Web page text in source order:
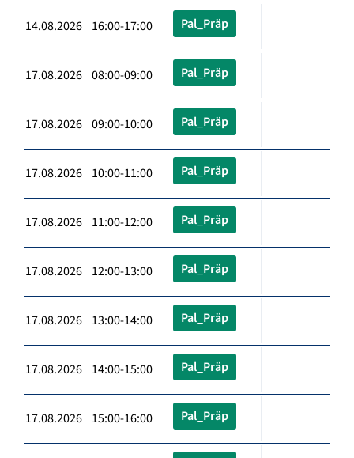
14.08.2026 16:00-17:00 Pal_Präp
17.08.2026 08:00-09:00 Pal_Präp
17.08.2026 09:00-10:00 Pal_Präp
17.08.2026 10:00-11:00 Pal_Präp
17.08.2026 11:00-12:00 Pal_Präp
17.08.2026 12:00-13:00 Pal_Präp
17.08.2026 13:00-14:00 Pal_Präp
17.08.2026 14:00-15:00 Pal_Präp
17.08.2026 15:00-16:00 Pal_Präp